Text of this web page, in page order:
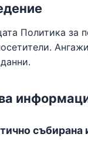
Политика за